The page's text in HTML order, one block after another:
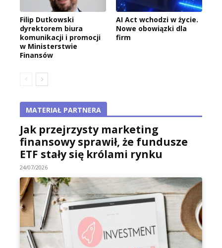
Filip Dutkowski
dyrektorem biura
komunikacji i promocji
w Ministerstwie
Finansów
AI Act wchodzi w życie.
Nowe obowiązki dla
firm
MATERIAŁ PARTNERA
Jak przejrzysty marketing
finansowy sprawił, że fundusze
ETF stały się królami rynku
24/07/2026